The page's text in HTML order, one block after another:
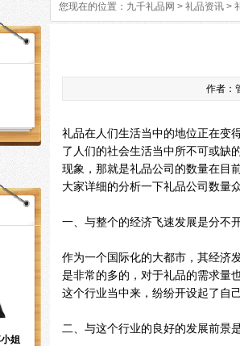
您现在的位置： 九千礼品网 > 礼品资讯 >
姐
作者：
礼品在人们生活当中的地位正在变
了人们的社会生活当中所不可或缺
现象，那就是礼品公司的数量在目
大家详细的分析一下礼品公司数量
一、与整个的经济飞速发展是分不
作为一个国际化的大都市，其经济
是非常的多的，对于礼品的需求量
这个行业当中来，纷纷开设起了自
二、与这个行业的良好的发展前景